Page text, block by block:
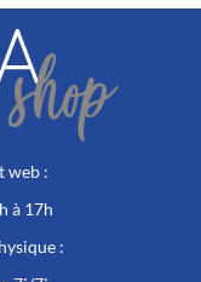
web :
à 17h
: